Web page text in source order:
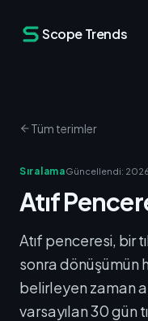
Scope Trends
Tüm terimler
SıralamaGüncellendi:
Atıf
Atıf penceresi, bir
sonra dönüşümün
belirleyen zaman
varsayılan 30 gün